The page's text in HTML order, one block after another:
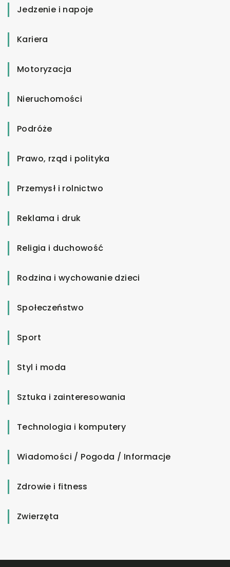
Jedzenie i napoje
Kariera
Motoryzacja
Nieruchomości
Podróże
Prawo, rząd i polityka
Przemysł i rolnictwo
Reklama i druk
Religia i duchowość
Rodzina i wychowanie dzieci
Społeczeństwo
Sport
Styl i moda
Sztuka i zainteresowania
Technologia i komputery
Wiadomości / Pogoda / Informacje
Zdrowie i fitness
Zwierzęta